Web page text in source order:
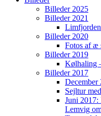
Billeder 2025
Billeder 2021
Limfjorden
Billeder 2020
Fotos af æ
Billeder 2019
Kølhaling
Billeder 2017
December
Sejltur
Juni 2017:
Lemvig